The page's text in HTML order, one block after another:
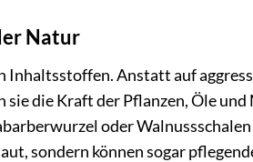
Natur
Anstatt auf
sie die Kraft der Pflanzen, Öle
oder
sondern können sogar